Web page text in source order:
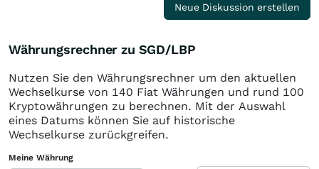
Neue Diskussion erstellen
Währungsrechner zu SGD/LBP
Nutzen Sie den Währungsrechner um den aktuellen
Wechselkurse von 140 Fiat Währungen und rund 100
Kryptowährungen zu berechnen. Mit der Auswahl
eines Datums können Sie auf historische
Wechselkurse zurückgreifen.
Meine Währung